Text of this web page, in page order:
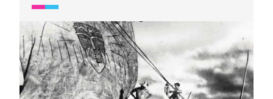
typy archeologických výzkumů – badatelský,
záchranný, destruktivní a letecký. Druhá část videa
přibližuje, co všechno archeolog ke svému
výzkumu potřebuje